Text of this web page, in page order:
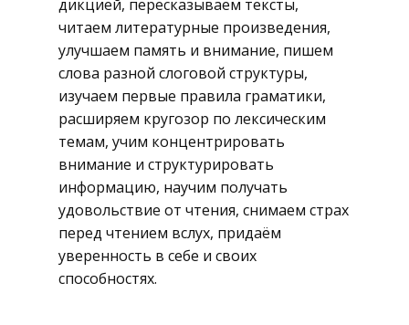
дикцией, пересказываем тексты,
читаем литературные произведения,
улучшаем память и внимание, пишем
слова разной слоговой структуры,
изучаем первые правила граматики,
расширяем кругозор по лексическим
темам, учим концентрировать
внимание и структурировать
информацию, научим получать
удовольствие от чтения, снимаем страх
перед чтением вслух, придаём
уверенность в себе и своих
способностях.